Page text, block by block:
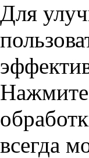
Для
Нажмите
всегда